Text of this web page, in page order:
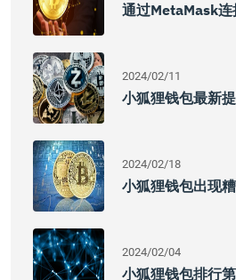
通过MetaMask连
2024/02/11
小狐狸钱包最新
2024/02/18
小狐狸钱包出现
2024/02/04
小狐狸钱包排行